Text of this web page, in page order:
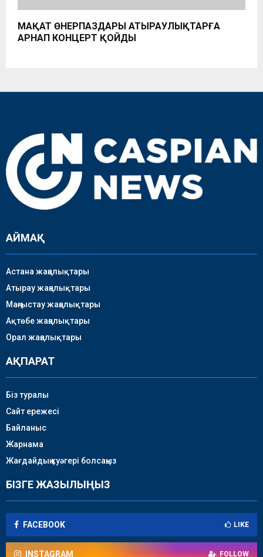
МАҚАТ ӨНЕРПАЗДАРЫ АТЫРАУЛЫҚТАРҒА
АРНАП КОНЦЕРТ ҚОЙДЫ
АЙМАҚ
Астана жаңалықтары
Атырау жаңалықтары
Маңғыстау жаңалықтары
Ақтөбе жаңалықтары
Орал жаңалықтары
АҚПАРАТ
Біз туралы
Сайт ережесі
Байланыс
Жарнама
Жағдайдың куәгері болсаңыз
БІЗГЕ ЖАЗЫЛЫҢЫЗ
FACEBOOK LIKE
INSTAGRAM FOLLOW